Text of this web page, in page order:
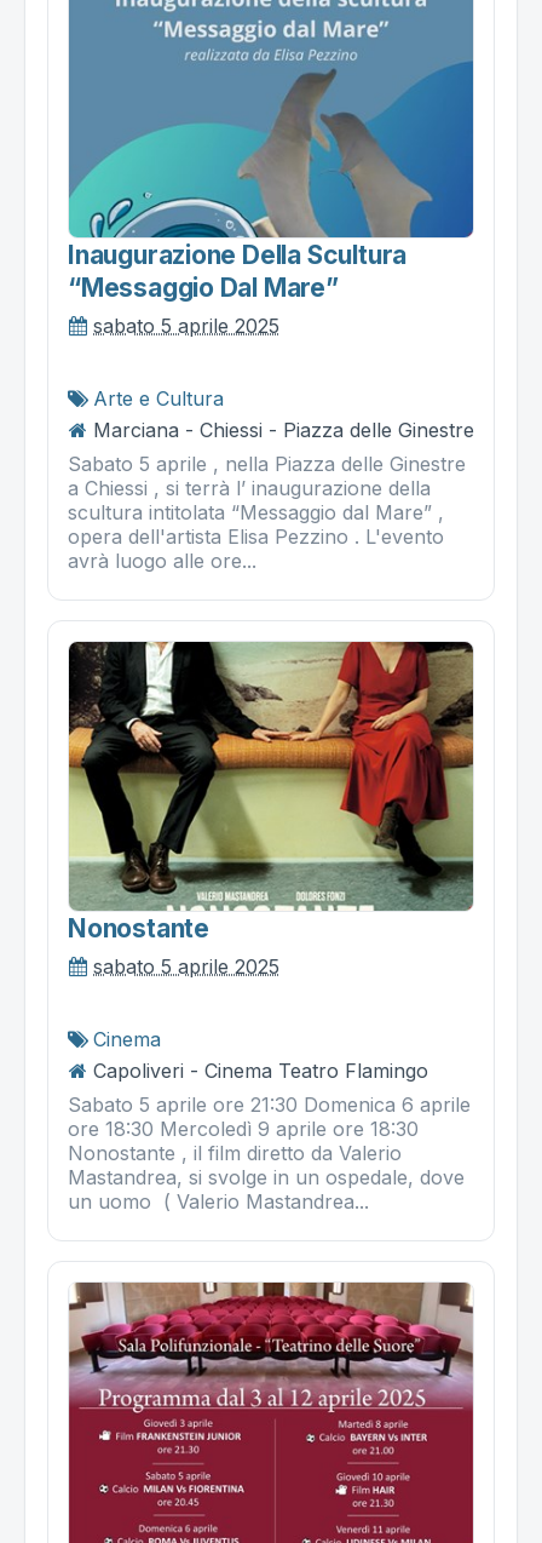
Inaugurazione Della Scultura
“messaggio Dal Mare”
sabato 5 aprile 2025
Arte e Cultura
Marciana - Chiessi - Piazza delle Ginestre
Sabato 5 aprile , nella Piazza delle Ginestre
a Chiessi , si terrà l’ inaugurazione della
scultura intitolata “Messaggio dal Mare” ,
opera dell'artista Elisa Pezzino . L'evento
avrà luogo alle ore...
Nonostante
sabato 5 aprile 2025
Cinema
Capoliveri - Cinema Teatro Flamingo
Sabato 5 aprile ore 21:30 Domenica 6 aprile
ore 18:30 Mercoledì 9 aprile ore 18:30
Nonostante , il film diretto da Valerio
Mastandrea, si svolge in un ospedale, dove
un uomo ( Valerio Mastandrea...